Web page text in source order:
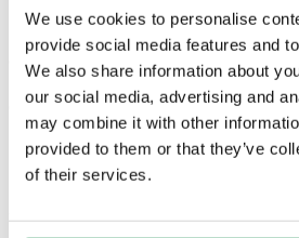
We use cookies to personalise
provide social media features and
We also share information about
our social media, advertising and
may combine it with other
provided to them or that they’ve
of their services.
Per dare maggior visibilità a ciò che
creato una pagina che racconta il
, raccoglie la nostra visione e
concrete sotto al cappelloThe Caleffi